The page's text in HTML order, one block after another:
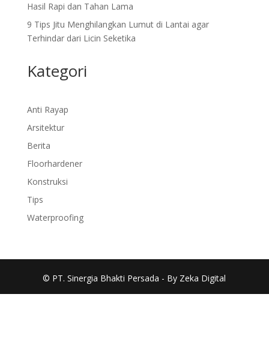
Hasil Rapi dan Tahan Lama
9 Tips Jitu Menghilangkan Lumut di Lantai agar
Terhindar dari Licin Seketika
Kategori
Anti Rayap
Arsitektur
Berita
Floorhardener
Konstruksi
Tips
Waterproofing
© PT. Sinergia Bhakti Persada - By Zeka Digital